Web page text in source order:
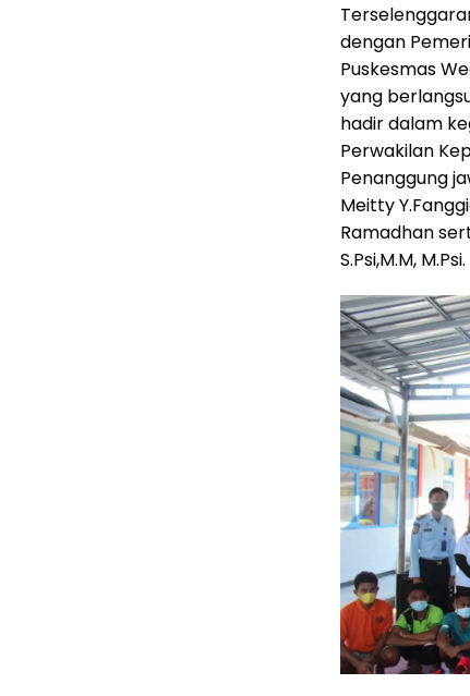
dengan
Puskesmas
yang
hadir dalam
Perwakilan
Penanggung
Meitty
Ramadhan
S.Psi,M.M, M.Psi.